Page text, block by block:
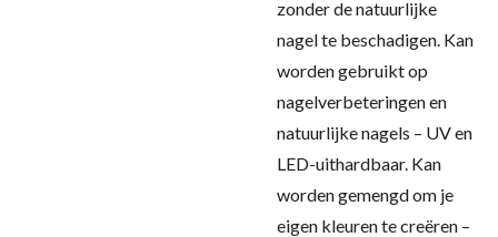
zonder de natuurlijke
nagel te beschadigen. Kan
worden gebruikt op
nagelverbeteringen en
natuurlijke nagels – UV en
LED-uithardbaar. Kan
worden gemengd om je
eigen kleuren te creëren –